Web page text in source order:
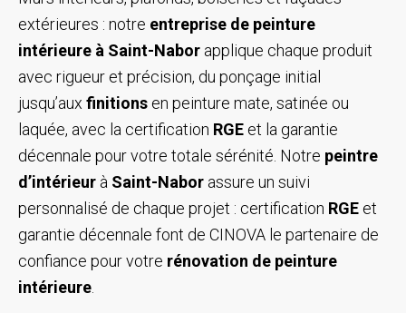
extérieures : notre entreprise de peinture
intérieure à Saint-Nabor applique chaque produit
avec rigueur et précision, du ponçage initial
jusqu’aux finitions en peinture mate, satinée ou
laquée, avec la certification RGE et la garantie
décennale pour votre totale sérénité. Notre peintre
d’intérieur à Saint-Nabor assure un suivi
personnalisé de chaque projet : certification RGE et
garantie décennale font de CINOVA le partenaire de
confiance pour votre rénovation de peinture
intérieure